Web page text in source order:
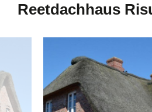
Reetdachhaus